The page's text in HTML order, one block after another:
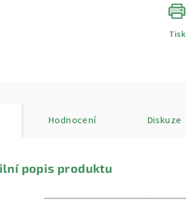
Tisk
Hodnocení Diskuze
popis produktu